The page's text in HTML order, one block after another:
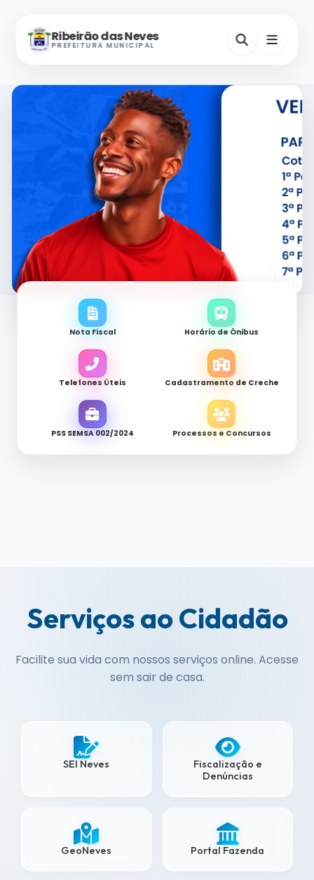
Ribeirão das Neves
PREFEITURA MUNICIPAL
Nota Fiscal Horário de Ônibus
Telefones Úteis Cadastramento de Creche
PSS SEMSA 002/2024 Processos e Concursos
Serviços ao Cidadão
Facilite sua vida com nossos serviços online. Acesse
sem sair de casa.
SEI Neves
Fiscalização e
Denúncias
GeoNeves Portal Fazenda
Nevinho
Assistente Virtual
A-
Horários e Endereços Secretarias